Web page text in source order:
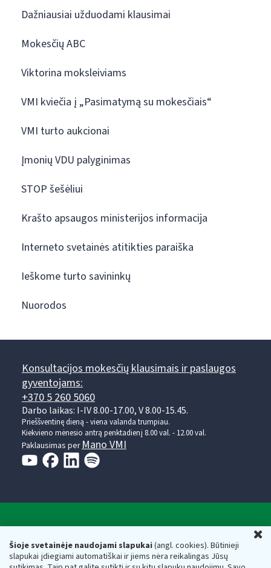
Šioje svetainėje naudojami slapukai(angl. cookies). Būtinieji
slapukai įdiegiami automatiškai ir jiems nėra reikalingas Jūsų
Dažniausiai užduodami klausimai
Mokesčių ABC
Viktorina moksleiviams
VMI kviečia į „Pasimatymą su mokesčiais“
VMI turto aukcionai
Įmonių VDU palyginimas
STOP šešėliui
Krašto apsaugos ministerijos informacija
Interneto svetainės atitikties paraiška
Ieškome turto savininkų
Nuorodos
Konsultacijos mokesčių klausimais ir paslaugos
gyventojams:
+370 5 260 5060
Darbo laikas: I-IV 8.00-17.00, V 8.00-15.45.
Prieššventinę dieną - viena valanda trumpiau.
Kiekvieno mėnesio antrą penktadienį 8.00 val. - 12.00 val.
Paklausimas per Mano VMI
Respublikos finansų ministerijos
Biudžetinė įstaiga. Juridinio asmens kodas — 188659752,